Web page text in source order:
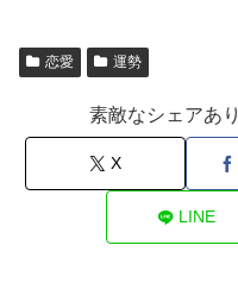
恋愛 運勢
素敵なシェアあ
X
LINE